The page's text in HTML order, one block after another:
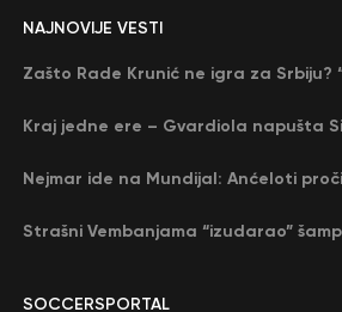
SOCCERSPORTAL
NAJNOVIJE VESTI